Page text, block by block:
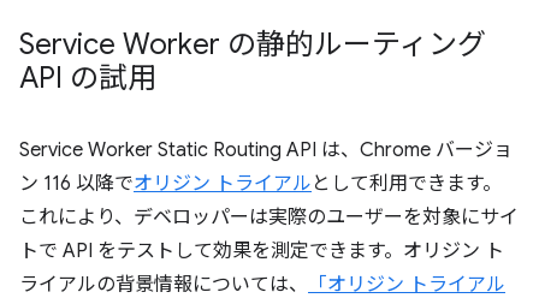
Service Worker の静的ルーティング
API の試用
Service Worker Static Routing API は、Chrome バージョ
ン 116 以降でオリジン トライアル として利用できます。
これにより、デベロッパーは実際のユーザーを対象にサイ
トで API をテストして効果を測定できます。オリジン ト
ライアルの背景情報については、
「オリジン トライアル